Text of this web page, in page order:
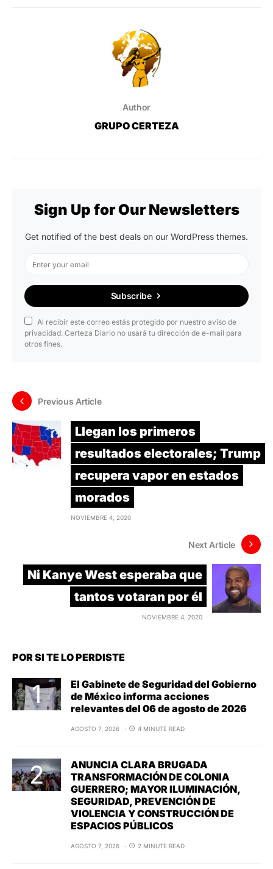
Author
GRUPO CERTEZA
Sign Up for Our Newsletters
Get notified of the best deals on our WordPress themes.
Subscribe
Al recibir este correo estás protegido por nuestro aviso de
privacidad. Certeza Diario no usará tu dirección de e-mail para
otros fines.
Previous Article
Llegan los primeros
resultados electorales; Trump
recupera vapor en estados
morados
NOVIEMBRE 4, 2020
Next Article
Ni Kanye West esperaba que
tantos votaran por él
NOVIEMBRE 4, 2020
POR SI TE LO PERDISTE
El Gabinete de Seguridad del Gobierno
de México informa acciones
relevantes del 06 de agosto de 2026
AGOSTO 7, 2026 4 MINUTE READ
ANUNCIA CLARA BRUGADA
TRANSFORMACIÓN DE COLONIA
GUERRERO; MAYOR ILUMINACIÓN,
SEGURIDAD, PREVENCIÓN DE
VIOLENCIA Y CONSTRUCCIÓN DE
ESPACIOS PÚBLICOS
AGOSTO 7, 2026 2 MINUTE READ